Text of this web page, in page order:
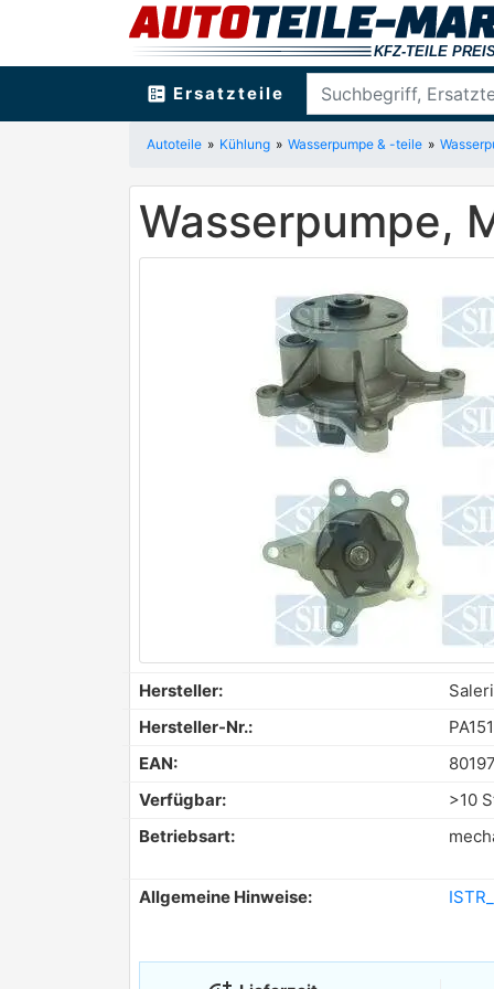
ballot Ersatzteile
Autoteile Kühlung Wasserpumpe & -teile
Wasserpumpe,
Hersteller:
Hersteller-Nr.:
EAN:
Verfügbar:
>10
Betriebsart:
Allgemeine Hinweise: